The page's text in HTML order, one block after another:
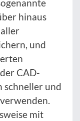
hinaus
und
CAD-
schneller und
mit